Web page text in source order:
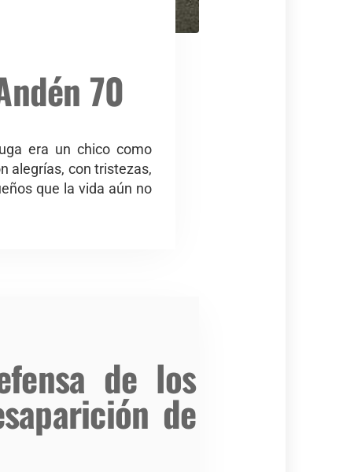
70
era un chico como
alegrías, con tristezas,
que la vida aún no
de los
de